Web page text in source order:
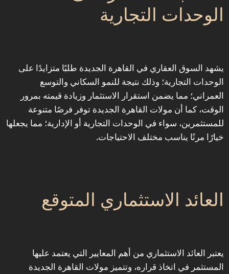
الوحدات التجارية
‎يشهد السوق العقاري في القاهرة الجديدة طلبًا متزايدًا على
الوحدات التجارية؛ وذلك نتيجة للنمو السكاني والتوسع
العمراني؛ مما يضمن استقرار الاستثمار وزيادة قيمته بمرور
الوقت، كما أن مولات القاهرة الجديدة توفر فرصًا متنوعة
للمستثمرين، سواء في الوحدات التجارية أو الإدارية؛ مما يجعلها
خيارًا مرنًا يناسب مختلف الاحتياجات.
‎يعتبر العائد الاستثماري من أهم المعايير التي يعتمد عليها
المستثمر في اتخاذ قراره، وتتميز مولات القاهرة الجديدة